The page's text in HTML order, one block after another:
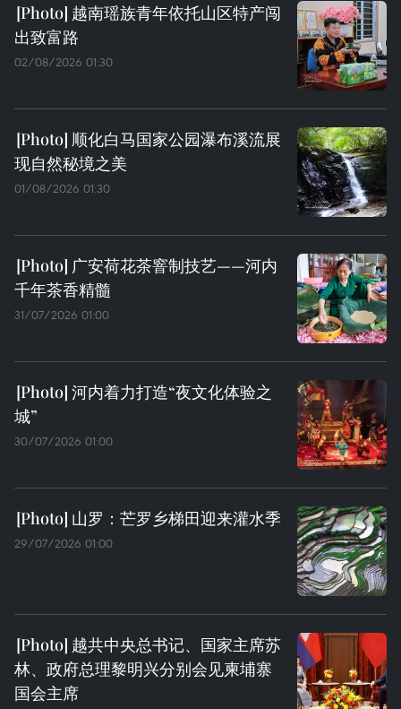
越南瑶族青年依托山区特产闯
出致富路
02/08/2026 01:30
顺化白马国家公园瀑布溪流展
现自然秘境之美
01/08/2026 01:30
广安荷花茶窨制技艺——河内
千年茶香精髓
31/07/2026 01:00
河内着力打造“夜文化体验之
城”
30/07/2026 01:00
山罗：芒罗乡梯田迎来灌水季
29/07/2026 01:00
越共中央总书记、国家主席苏
林、政府总理黎明兴分别会见柬埔寨
国会主席